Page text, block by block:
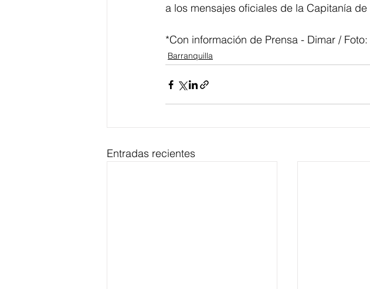
a los mensajes oficiales de la Capitanía
*Con información de Prensa - Dimar /
Barranquilla
Entradas recientes